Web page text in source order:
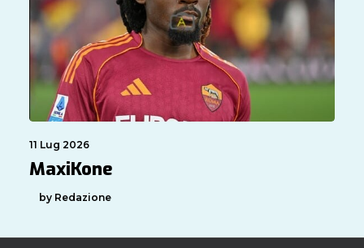
11 Lug 2026
MaxiKone
by Redazione